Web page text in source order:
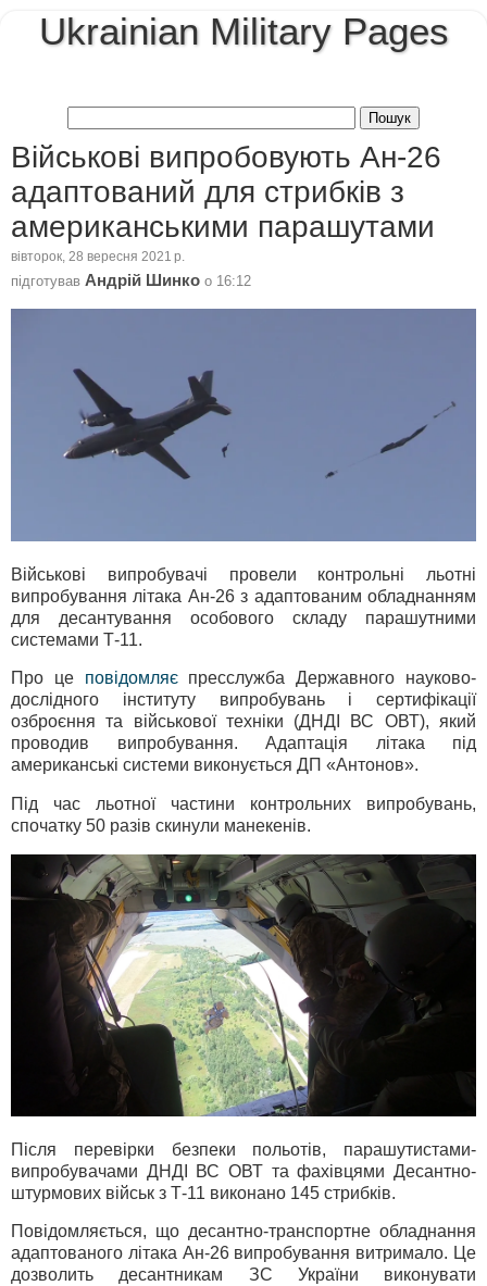
Ukrainian Military Pages
Військові випробовують Ан-26
адаптований для стрибків з
американськими парашутами
вівторок, 28 вересня 2021 р.
підготував Андрій Шинко о 16:12
Військові випробувачі провели контрольні льотні
випробування літака Ан-26 з адаптованим обладнанням
для десантування особового складу парашутними
системами Т-11.
Про це повідомляєпресслужба Державного науково-
дослідного інституту випробувань і сертифікації
озброєння та військової техніки (ДНДІ ВС ОВТ), який
проводив випробування. Адаптація літака під
американські системи виконується ДП «Антонов».
Під час льотної частини контрольних випробувань,
спочатку 50 разів скинули манекенів.
Після перевірки безпеки польотів, парашутистами-
випробувачами ДНДІ ВС ОВТ та фахівцями Десантно-
штурмових військ з Т-11 виконано 145 стрибків.
Повідомляється, що десантно-транспортне обладнання
адаптованого літака Ан-26 випробування витримало. Це
дозволить десантникам ЗС України виконувати